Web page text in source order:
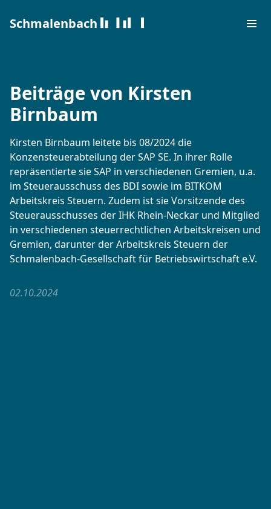
Schmalenbach
Beiträge von Kirsten
Birnbaum
Kirsten Birnbaum leitete bis 08/2024 die
Konzensteuerabteilung der SAP SE. In ihrer Rolle
repräsentierte sie SAP in verschiedenen Gremien, u.a.
im Steuerausschuss des BDI sowie im BITKOM
Arbeitskreis Steuern. Zudem ist sie Vorsitzende des
Steuerausschusses der IHK Rhein-Neckar und Mitglied
in verschiedenen steuerrechtlichen Arbeitskreisen und
Gremien, darunter der Arbeitskreis Steuern der
Schmalenbach-Gesellschaft für Betriebswirtschaft e.V.
02.10.2024